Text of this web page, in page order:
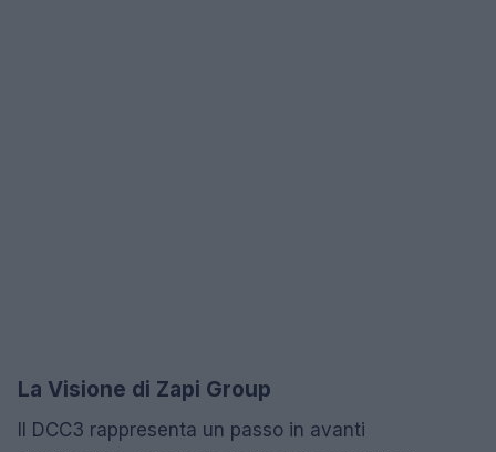
La Visione di Zapi Group
Il DCC3 rappresenta un passo in avanti